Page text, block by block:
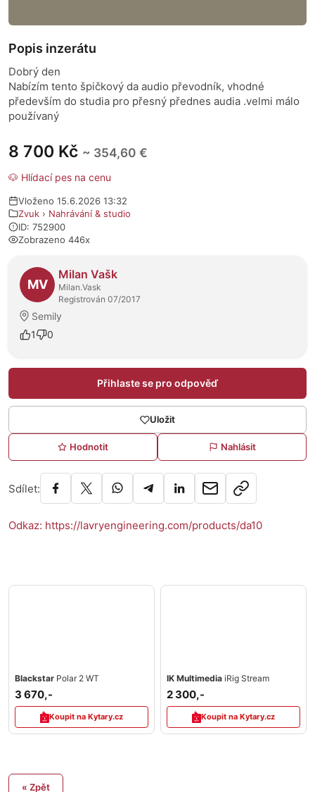
8 700 Kč ~ 354,60 €
🐶 Hlídací pes na cenu
Vloženo 15.6.2026 13:32
Zvuk › Nahrávání & studio
ID: 752900
Zobrazeno 446x
O prodejci
MV
Milan Vašk
Milan.Vask
Registrován 07/2017
Semily
1
0
Přihlaste se pro odpověď
Uložit
Hodnotit Nahlásit
Sdílet:
Popis inzerátu
Dobrý den
Nabízím tento špičkový da audio převodník, vhodné
především do studia pro přesný přednes audia .velmi málo
používaný
Odkaz: https://lavryengineering.com/products/da10
Blackstar Polar 2 WT
3 670,-
Koupit na Kytary.cz
IK Multimedia iRig Stream
2 300,-
Koupit na Kytary.cz
« Zpět